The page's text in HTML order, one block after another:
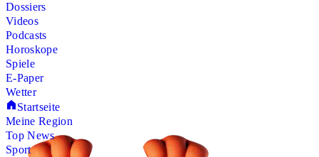
Dossiers
Videos
Podcasts
Horoskope
Spiele
E-Paper
Wetter
Startseite
Meine Region
Top News
Sport